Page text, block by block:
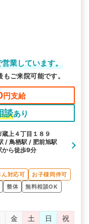
業しています。
ご来院可能です。
円支給
談あり
上４丁目１８９
/ 鳥栖駅 / 肥前旭駅
から徒歩9分
ん対応可
お子様同伴可
整体
無料相談OK
金 土 日
祝